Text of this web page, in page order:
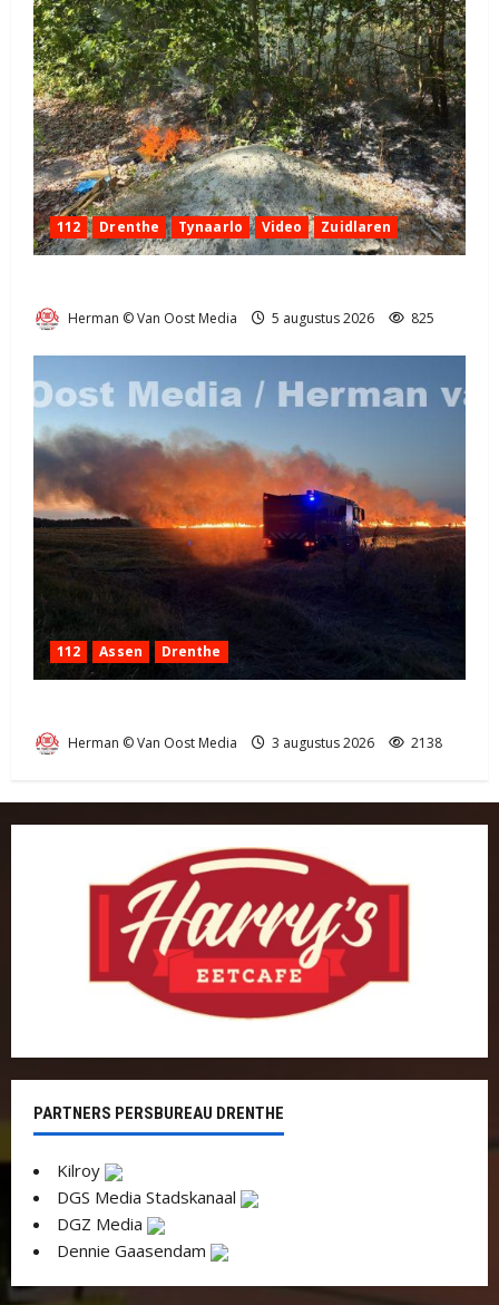
112 Drenthe Tynaarlo Video Zuidlaren
Herman © Van Oost Media 5 augustus 2026 825
112 Assen Drenthe
Herman © Van Oost Media 3 augustus 2026 2138
PARTNERS PERSBUREAU DRENTHE
Kilroy
DGS Media Stadskanaal
DGZ Media
Dennie Gaasendam